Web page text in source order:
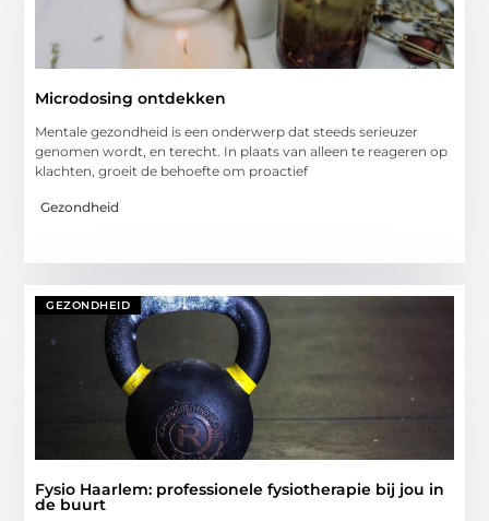
Microdosing ontdekken
Mentale gezondheid is een onderwerp dat steeds serieuzer
genomen wordt, en terecht. In plaats van alleen te reageren op
klachten, groeit de behoefte om proactief
Gezondheid
GEZONDHEID
Fysio Haarlem: professionele fysiotherapie bij jou in
de buurt